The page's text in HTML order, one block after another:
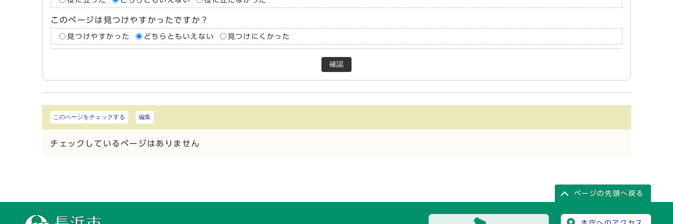
このページは見つけやすかったですか？
見つけやすかった どちらともいえない 見つけにくかった
確認
このページをチェックする 編集
チェックしているページはありません
ページの先頭へ戻る